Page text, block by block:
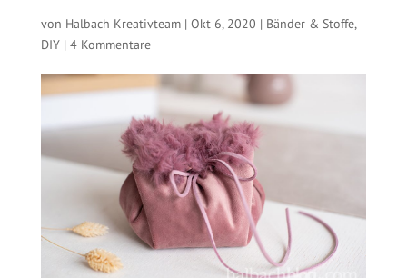
von Halbach Kreativteam| Okt 6, 2020 | Bänder & Stoffe,
DIY| 4 Kommentare